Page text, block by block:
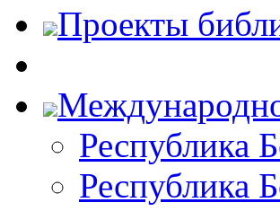
Проекты
Республика
Республика